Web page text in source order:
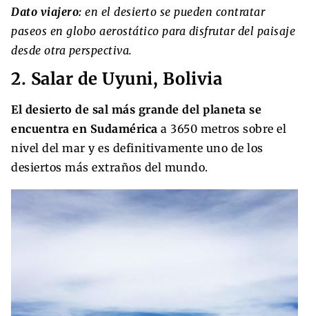
Dato viajero: en el desierto se pueden contratar
paseos en globo aerostático para disfrutar del paisaje
desde otra perspectiva.
2. Salar de Uyuni, Bolivia
El desierto de sal más grande del planeta se
encuentra en Sudamérica a 3650 metros sobre el
nivel del mar y es definitivamente uno de los
desiertos más extraños del mundo.